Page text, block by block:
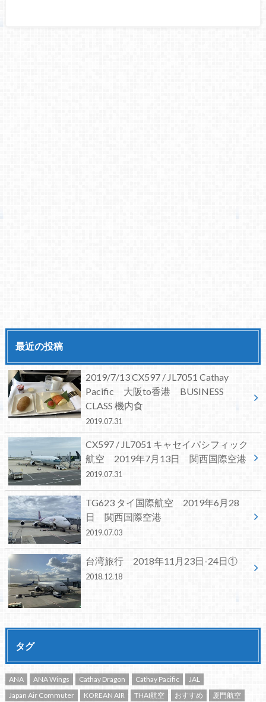
最近の投稿
2019/7/13 CX597 / JL7051 Cathay
Pacific 大阪to香港 BUSINESS
CLASS 機内食
2019.07.31
CX597 / JL7051 キャセイパシフィック
航空 2019年7月13日 関西国際空港
2019.07.31
TG623 タイ国際航空 2019年6月28
日 関西国際空港
2019.07.03
台湾旅行 2018年11月23日-24日①
2018.12.18
タグ
ANA ANA Wings Cathay Dragon Cathay Pacific
JAL
Japan Air Commuter
KOREAN AIR THAI航空 おすすめ 厦門航空